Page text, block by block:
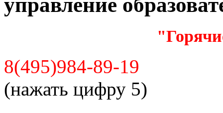
8(495)984-89-19
(нажать цифру 5)